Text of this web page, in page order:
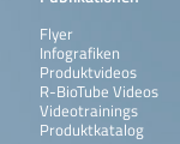
Flyer
Infografiken
Produktvideos
R-BioTube Videos
Videotrainings
Produktkatalog